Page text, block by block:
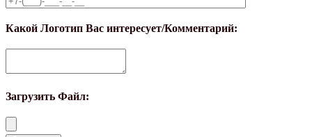
Какой Логотип Вас интересует/Комментарий:
Загрузить Файл: